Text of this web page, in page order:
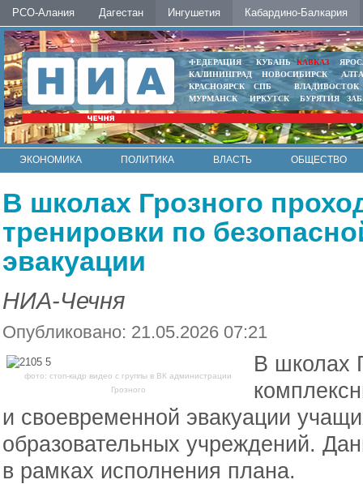
РСО-Алания Дагестан Ингушетия Кабардино-Балкария
ФЕДЕРАЦИЯ КУБАНЬ КАВКАЗ
КАЛИНИНГРАД
НОВОСИБИРСК
КРАСНОЯРСК
СПБ
ВЛАДИВОСТОК
МУРМАНСК
ИРКУТСК БУРЯТИЯ
ЭКОНОМИКА ПОЛИТИКА ВЛАСТЬ
ОБЩЕСТВО
В школах Грозного
тренировки по
эвакуации
НИА-Чечня
Опубликовано: 21.05.2026 07:21
фото: стоп-кадр видео с группы в ВК администрации
Грозного
В школах
и своевременной эвакуации
образовательных учреждений.
в рамках исполнения плана.